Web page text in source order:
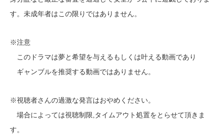
す。未成年者はこの限りではありません。
※注意
このドラマは夢と希望を与えるもしくは叶える動画であり
ギャンブルを推奨する動画ではありません。
※視聴者さんの過激な発言はおやめください。
場合によっては視聴制限,タイムアウト処置をとらせて頂きま
す。